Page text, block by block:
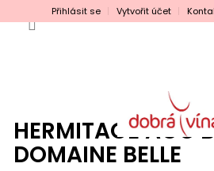
na
Přihlásit se Vytvořit účet
HERMITAGE AOC
DOMAINE BELLE